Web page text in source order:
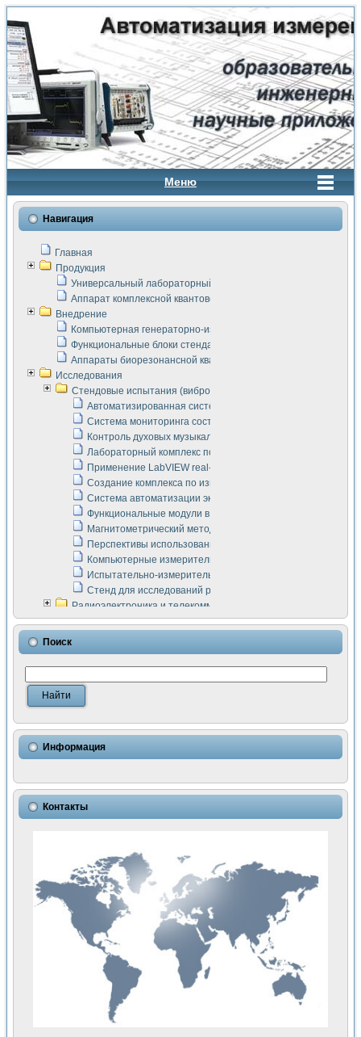
Меню
Навигация
Главная
Продукция
Универсальный лабораторный стенд "Сигнал-USB"
Аппарат комплексной квантовой терапии Интроскан
Внедрение
Компьютерная генераторно-измерительная система
Функциональные блоки стенда "Сигнал-USB"
Аппараты биорезонансной квантовой терапии серии СКАН
Исследования
Стендовые испытания (виброакустика, тензометрия и т.п.)
Автоматизированная система измерения параметров
Система мониторинга состояния тяговых
Контроль духовых музыкальных инструментов
Лабораторный комплекс по исследованию элементной
Применение LabVIEW real-time module для
Создание комплекса по измерению скорости подвижного
Система автоматизации экспериментальных
Функциональные модули в стандарте Nl SCXI для
Магнитометрический метод в дефектоскопии сварных
Перспективы использования машинного зрения в
Компьютерные измерительные системы для
Испытательно-измерительный комплекс аппаратуры для
Стенд для исследований рабочих процессов ДВС в
Радиоэлектроника и телекоммуникации
LabVIEW в расчетах радиолиний систем передачи данных
Аппаратно-программный комплекс для исследования
Виртуальный лабораторный стенд для исследования
Измерение шумовых параметров операционных
Измерительный преобразователь на основе цифровой
Использование NI LabVIEW для математического
Исследовние возможности создания измерителя ВАХ
Математическое моделирование генератора сигналов -
Применение осциллографического модуля с высоким
Симуляция отклика импульсного радиолокационного
Автоматизация формирования уравнений состояния для
Разработка автоматизированного стенда для измерения
Применение среды LabVIEW для построения картины
Портативная система для определения показателей
Использование LabVIEW для управления источником
Устройство для снятия вольт-амперных характеристик
Передовые научные технологии: нано-, фемто-,
Автоматизированная установка по измерению временных
Автоматизированный лабораторный комплекс на базе
Визуализация моделирования и оптимизации тепловой
Виртуальный прибор для исследования функциональных
Исследование возможности создания экономичного
Исследование кинетики движения макрочастиц в
Поиск
Информация
Контакты